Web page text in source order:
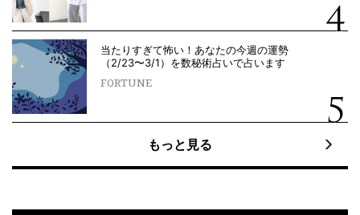
当たりすぎて怖い！あなたの今週の運勢
（2/23〜3/1）を数秘術占いで占います
FORTUNE
もっと見る